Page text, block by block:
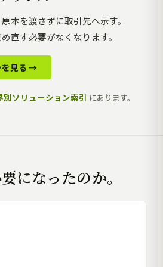
本を渡さずに取引先へ示す。
直す必要がなくなります。
を見る →
別ソリューション索引 にあります。
になったのか。